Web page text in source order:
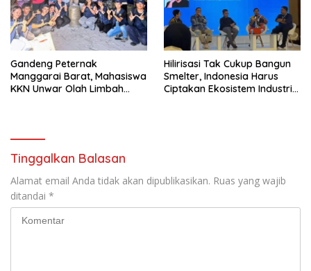
Gandeng Peternak
Manggarai Barat, Mahasiswa
KKN Unwar Olah Limbah
Hilirisasi Tak Cukup Bangun
Smelter, Indonesia Harus
Ciptakan Ekosistem Industri
Tinggalkan Balasan
Alamat email Anda tidak akan dipublikasikan. Ruas yang wajib
ditandai *